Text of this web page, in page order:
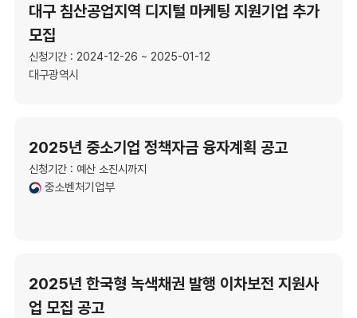
대구 침산공업지역 디지털 마케팅 지원기업 추가
모집
신청기간 : 2024-12-26 ~ 2025-01-12
대구광역시
2025년 중소기업 정책자금 융자계획 공고
신청기간 : 예산 소진시까지
중소벤처기업부
2025년 한국형 녹색채권 발행 이차보전 지원사
업 모집 공고